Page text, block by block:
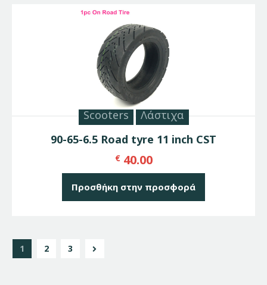
Scooters
Λάστιχα
90-65-6.5 Road tyre 11 inch CST
€ 40.00
Προσθήκη στην προσφορά
1 2 3